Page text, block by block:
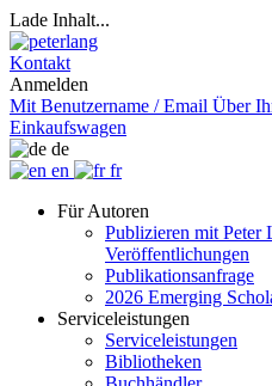
Lade Inhalt...
Kontakt
Anmelden
Mit Benutzername / Email Über
Einkaufswagen
de
en
fr
Für Autoren
Publizieren mit Peter
Veröffentlichungen
Publikationsanfrage
2026 Emerging
Serviceleistungen
Serviceleistungen
Bibliotheken